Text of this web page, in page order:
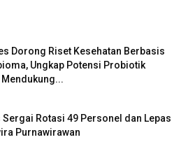
Dorong Riset Kesehatan Berbasis
Ungkap Potensi Probiotik
Sergai Rotasi 49 Personel dan Lepas
Purnawirawan